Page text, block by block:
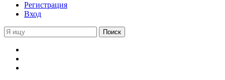
Регистрация
Вход